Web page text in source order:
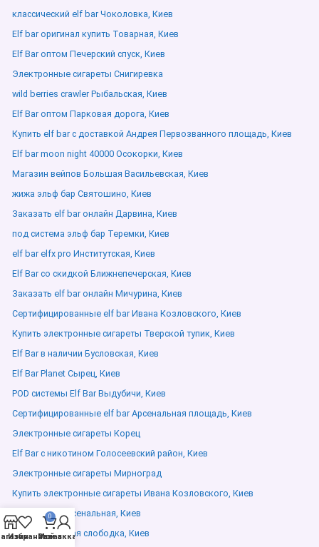
классический elf bar Чоколовка, Киев
Elf bar оригинал купить Товарная, Киев
Elf Bar оптом Печерский спуск, Киев
Электронные сигареты Снигиревка
wild berries crawler Рыбальская, Киев
Elf Bar оптом Парковая дорога, Киев
Купить elf bar с доставкой Андрея Первозванного площадь, Киев
Elf bar moon night 40000 Осокорки, Киев
Магазин вейпов Большая Васильевская, Киев
жижа эльф бар Святошино, Киев
Заказать elf bar онлайн Дарвина, Киев
под система эльф бар Теремки, Киев
elf bar elfx pro Институтская, Киев
Elf Bar со скидкой Ближнепечерская, Киев
Заказать elf bar онлайн Мичурина, Киев
Сертифицированные elf bar Ивана Козловского, Киев
Купить электронные сигареты Тверской тупик, Киев
Elf Bar в наличии Бусловская, Киев
Elf Bar Planet Сырец, Киев
POD системы Elf Bar Выдубичи, Киев
Сертифицированные elf bar Арсенальная площадь, Киев
Электронные сигареты Корец
Elf Bar с никотином Голосеевский район, Киев
Электронные сигареты Мирноград
Купить электронные сигареты Ивана Козловского, Киев
одноразки Арсенальная, Киев
Elf Bar Сапёрная слободка, Киев
Избранное
0
Заказ
Мой аккаунт